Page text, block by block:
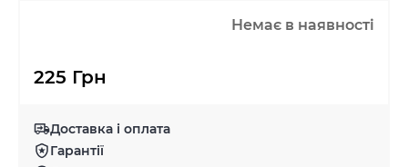
Немає в наявності
225 Грн
Доставка і оплата
Гарантії